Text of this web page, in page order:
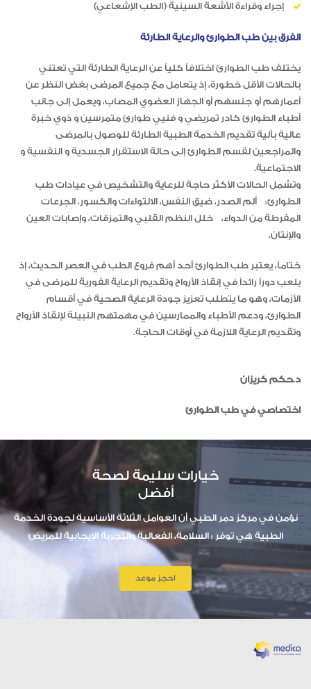
إجراء وقراءة الأشعة السينية (الطب الإشعاعي)
الفرق بين طب الطوارئ والرعاية الطارئة
يختلف طب الطوارئ اختلافاً كلياً عن الرعاية الطارئة التي تعتني
بالحالات الأقل خطورة، إذ يتعامل مع جميع المرضى بغض النظر عن
أعمارهم أو جنسهم أو الجهاز العضوي المصاب، ويعمل إلى جانب
أطباء الطوارئ كادر تمريضي و فنيي طوارئ متمرسين و ذوي خبرة
عالية بآلية تقديم الخدمة الطبية الطارئة للوصول بالمرضى
والمراجعين لقسم الطوارئ إلى حالة الاستقرار الجسدية و النفسية و
الاجتماعية.
وتشمل الحالات الأكثر حاجة للرعاية والتشخيص في عيادات طب
الطوارئ: ألم الصدر، ضيق النفس، الالتواءات والكسور، الجرعات
المفرطة من الدواء، خلل النظم القلبي والتمزقات، وإصابات العين
والإنتان.
ختاماً، يعتبر طب الطوارئ أحد أهم فروع الطب في العصر الحديث، إذ
يلعب دوراً رائداً في إنقاذ الأرواح وتقديم الرعاية الفورية للمرضى في
الأزمات، وهو ما يتطلب تعزيز جودة الرعاية الصحية في أقسام
الطوارئ، ودعم الأطباء والممارسين في مهمتهم النبيلة لإنقاذ الأرواح
وتقديم الرعاية اللازمة في أوقات الحاجة.
د.حكم كريزان
اختصاصي في طب الطوارئ
خيارات سليمة لصحة
أفضل
نؤمن في مركز دمر الطبي أن العوامل الثلاثة الأساسية لجودة الخدمة
الطبية هي توفر : السلامة، الفعالية والتجربة الإيجابية للمريض
احجز موعد